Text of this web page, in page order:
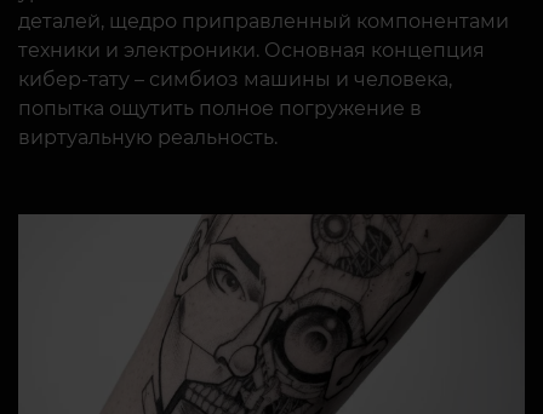
деталей, щедро приправленный компонентами
техники и электроники. Основная концепция
кибер-тату – симбиоз машины и человека,
попытка ощутить полное погружение в
виртуальную реальность.